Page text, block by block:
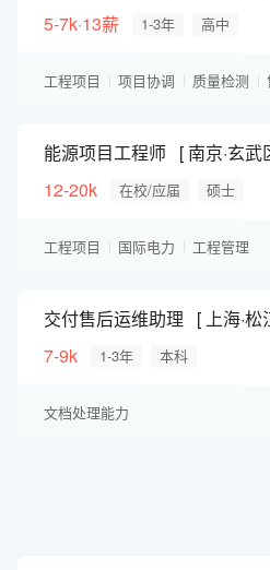
5-7k·13薪
1-3年 高中
工程项目 项目协调 质量检测
能源项目工程师
南京·玄武
12-20k
在校/应届 硕士
工程项目 国际电力 工程管理
交付售后运维助理
上海·松
7-9k
1-3年 本科
文档处理能力